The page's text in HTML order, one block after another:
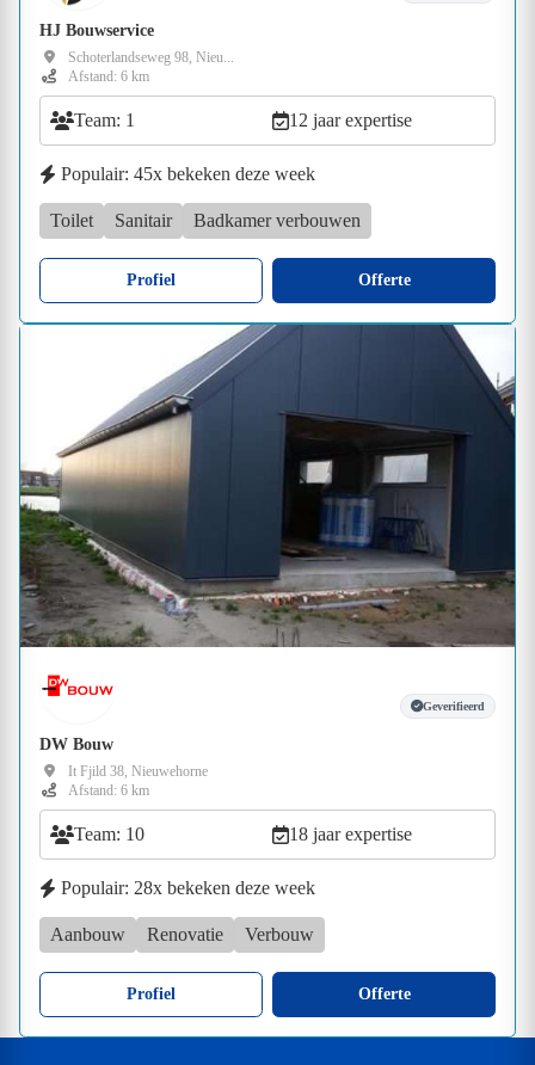
HJ Bouwservice
Schoterlandseweg 98, Nieu...
Afstand: 6 km
Team: 1 12 jaar expertise
Populair: 45x bekeken deze week
Toilet Sanitair Badkamer verbouwen
Profiel Offerte
Geverifieerd
DW Bouw
It Fjild 38, Nieuwehorne
Afstand: 6 km
Team: 10 18 jaar expertise
Populair: 28x bekeken deze week
Aanbouw Renovatie Verbouw
Profiel Offerte